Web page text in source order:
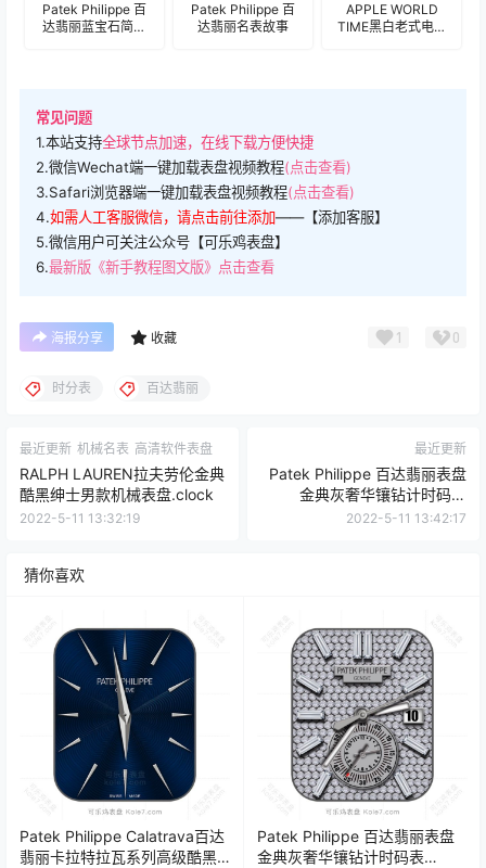
Patek Philippe 百
达翡丽蓝宝石简约
Patek Philippe 百
达翡丽名表故事
APPLE WORLD
TIME黑白老式电子
常见问题
1.本站支持全球节点加速，在线下载方便快捷
2.微信Wechat端一键加载表盘视频教程(点击查看)
3.Safari浏览器端一键加载表盘视频教程(点击查看)
4.如需人工客服微信，请点击前往添加——【添加客服】
5.微信用户可关注公众号【可乐鸡表盘】
6.最新版《新手教程图文版》点击查看
海报分享 收藏 1 0
时分表 百达翡丽
最近更新 机械名表 高清软件表盘
RALPH LAUREN拉夫劳伦金典
酷黑绅士男款机械表盘.clock
2022-5-11 13:32:19
最近更新
Patek Philippe 百达翡丽表盘
金典灰奢华镶钻计时码表
盘.clock
2022-5-11 13:42:17
猜你喜欢
Patek Philippe Calatrava百达
翡丽卡拉特拉瓦系列高级酷黑
Patek Philippe 百达翡丽表盘
金典灰奢华镶钻计时码表